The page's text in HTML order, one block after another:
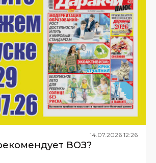
14 07 2026 12:26
ВОЗ?